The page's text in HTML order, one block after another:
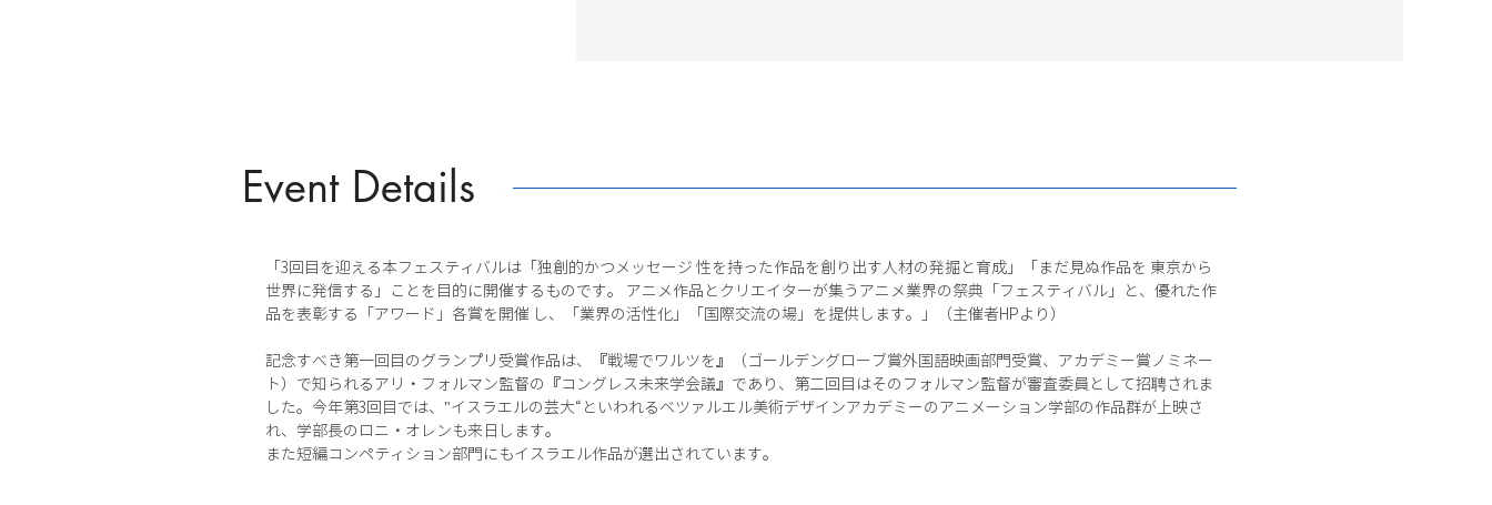
Event Details
「3回目を迎える本フェスティバルは「独創的かつメッセージ 性を持った作品を創り出す人材の発掘と育成」「まだ見ぬ作品を 東京から
世界に発信する」ことを目的に開催するものです。 アニメ作品とクリエイターが集うアニメ業界の祭典「フェスティバル」と、優れた作
品を表彰する「アワード」各賞を開催 し、「業界の活性化」「国際交流の場」を提供します。」（主催者HPより）
記念すべき第一回目のグランプリ受賞作品は、『戦場でワルツを』（ゴールデングローブ賞外国語映画部門受賞、アカデミー賞ノミネー
ト）で知られるアリ・フォルマン監督の『コングレス未来学会議』であり、第二回目はそのフォルマン監督が審査委員として招聘されま
した。今年第3回目では、"イスラエルの芸大“といわれるベツァルエル美術デザインアカデミーのアニメーション学部の作品群が上映さ
れ、学部長のロニ・オレンも来日します。
また短編コンペティション部門にもイスラエル作品が選出されています。